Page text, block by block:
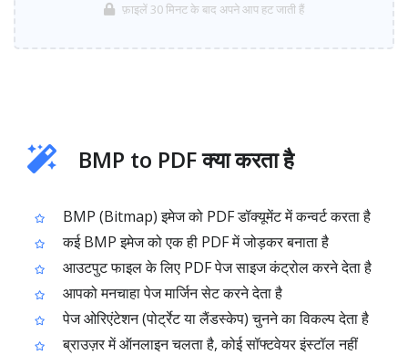
फ़ाइलें 30 मिनट के बाद अपने आप हट जाती हैं
BMP to PDF क्या करता है
BMP (Bitmap) इमेज को PDF डॉक्यूमेंट में कन्वर्ट करता है
कई BMP इमेज को एक ही PDF में जोड़कर बनाता है
आउटपुट फाइल के लिए PDF पेज साइज कंट्रोल करने देता है
आपको मनचाहा पेज मार्जिन सेट करने देता है
पेज ओरिएंटेशन (पोर्ट्रेट या लैंडस्केप) चुनने का विकल्प देता है
ब्राउज़र में ऑनलाइन चलता है, कोई सॉफ्टवेयर इंस्टॉल नहीं